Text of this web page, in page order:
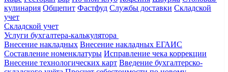
кулинария Общепит Фастфуд Службы доставки Складской
учет
Складской учет
Услуги бухгалтера-калькулятора
Внесение накладных Внесение накладных ЕГАИС
Составление номенклатуры Исправление чека коррекции
Внесение технологических карт Введение бухгалтерско-